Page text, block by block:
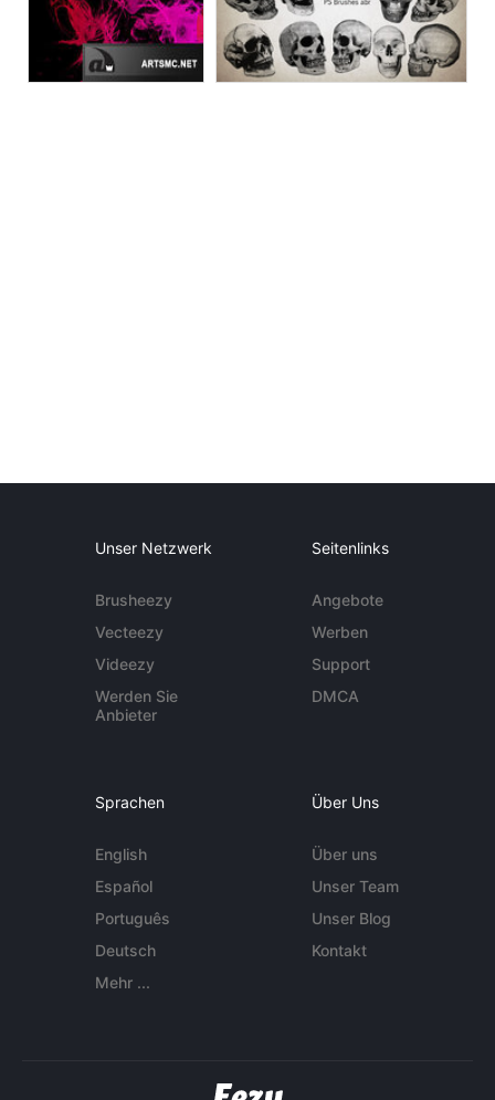
Unser Netzwerk
Brusheezy
Vecteezy
Videezy
Werden Sie
Anbieter
Seitenlinks
Angebote
Werben
Support
DMCA
Sprachen
English
Español
Português
Deutsch
Mehr ...
Über Uns
Über uns
Unser Team
Unser Blog
Kontakt